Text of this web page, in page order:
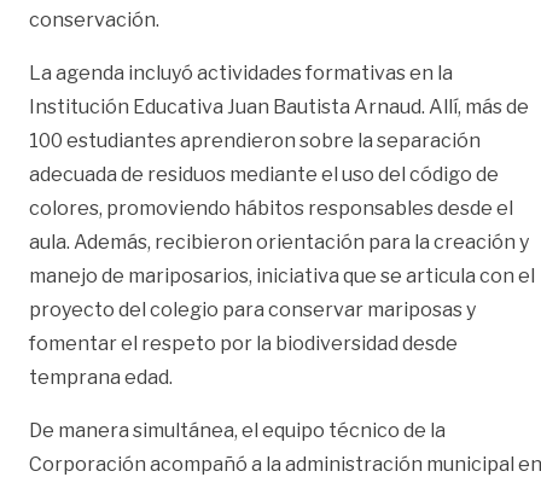
conservación.
La agenda incluyó actividades formativas en la
Institución Educativa Juan Bautista Arnaud. Allí, más de
100 estudiantes aprendieron sobre la separación
adecuada de residuos mediante el uso del código de
colores, promoviendo hábitos responsables desde el
aula. Además, recibieron orientación para la creación y
manejo de mariposarios, iniciativa que se articula con el
proyecto del colegio para conservar mariposas y
fomentar el respeto por la biodiversidad desde
temprana edad.
De manera simultánea, el equipo técnico de la
Corporación acompañó a la administración municipal en